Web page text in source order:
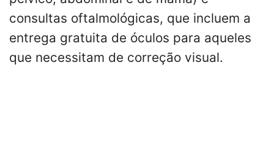
consultas oftalmológicas, que incluem a
entrega gratuita de óculos para aqueles
que necessitam de correção visual.